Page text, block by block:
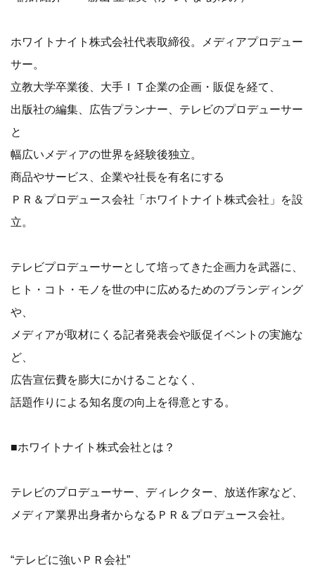
ホワイトナイト株式会社代表取締役。メディアプロデュー
サー。
立教大学卒業後、大手ＩＴ企業の企画・販促を経て、
出版社の編集、広告プランナー、テレビのプロデューサー
と
幅広いメディアの世界を経験後独立。
商品やサービス、企業や社長を有名にする
ＰＲ＆プロデュース会社「ホワイトナイト株式会社」を設
立。
テレビプロデューサーとして培ってきた企画力を武器に、
ヒト・コト・モノを世の中に広めるためのブランディング
や、
メディアが取材にくる記者発表会や販促イベントの実施な
ど、
広告宣伝費を膨大にかけることなく、
話題作りによる知名度の向上を得意とする。
■ホワイトナイト株式会社とは？
テレビのプロデューサー、ディレクター、放送作家など、
メディア業界出身者からなるＰＲ＆プロデュース会社。
“テレビに強いＰＲ会社”